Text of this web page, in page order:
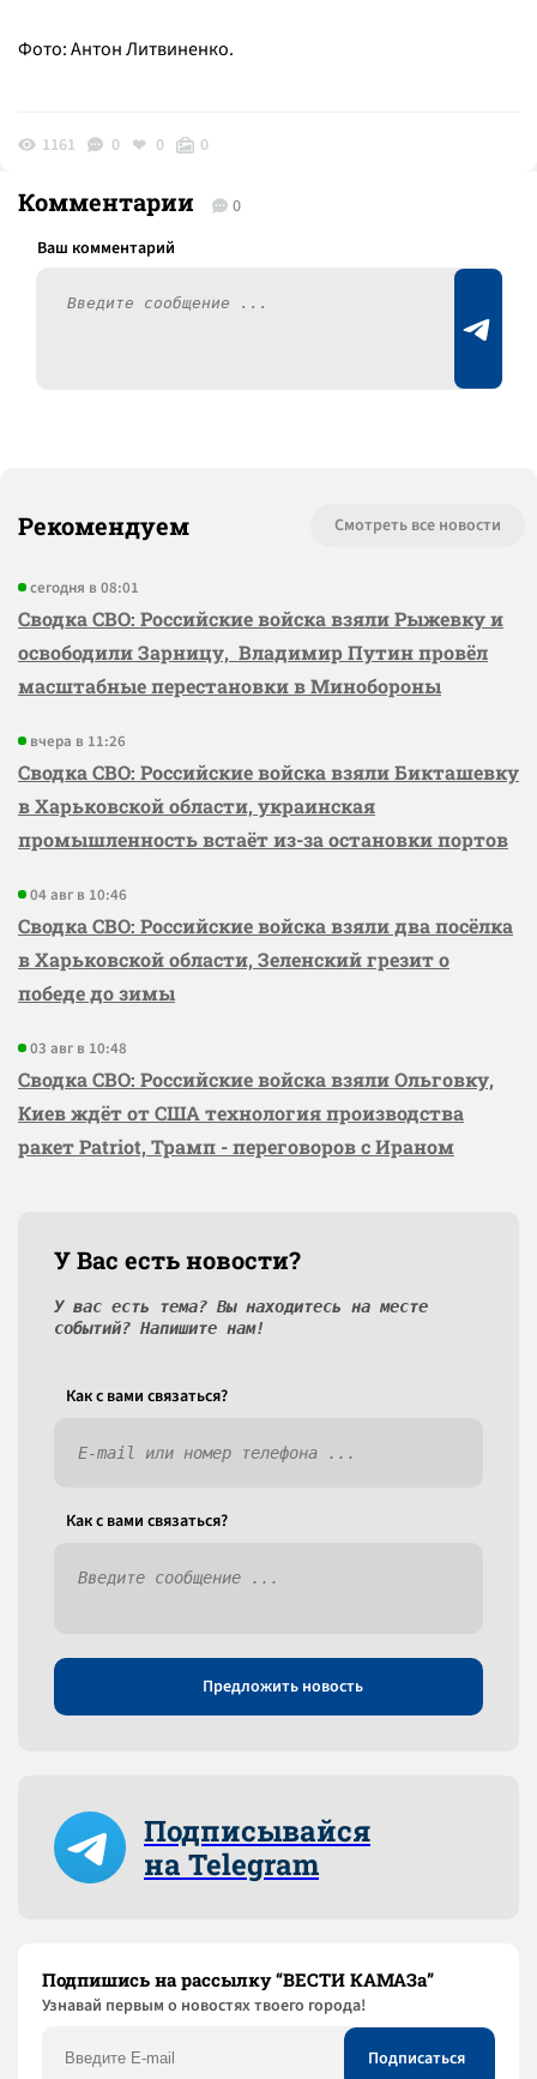
Фото: Антон Литвиненко.
1161 0 0 0
Комментарии 0
Рекомендуем Смотреть все новости
сегодня в 08:01
Сводка СВО: Российские войска взяли Рыжевку и
освободили Зарницу, Владимир Путин провёл
масштабные перестановки в Минобороны
вчера в 11:26
Сводка СВО: Российские войска взяли Бикташевку
в Харьковской области, украинская
промышленность встаёт из-за остановки портов
04 авг в 10:46
Сводка СВО: Российские войска взяли два посёлка
в Харьковской области, Зеленский грезит о
победе до зимы
03 авг в 10:48
Сводка СВО: Российские войска взяли Ольговку,
Киев ждёт от США технология производства
ракет Patriot, Трамп - переговоров с Ираном
У Вас есть новости?
У вас есть тема? Вы находитесь на месте
событий? Напишите нам!
Как c вами связаться?
Как c вами связаться?
Предложить новость
Подписывайся
на Telegram
Подпишись на рассылку “ВЕСТИ КАМАЗа”
Узнaвай первым о новостях твоего города!